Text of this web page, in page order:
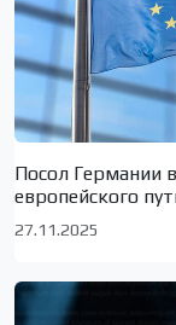
Посол Германии
европейского
27.11.2025